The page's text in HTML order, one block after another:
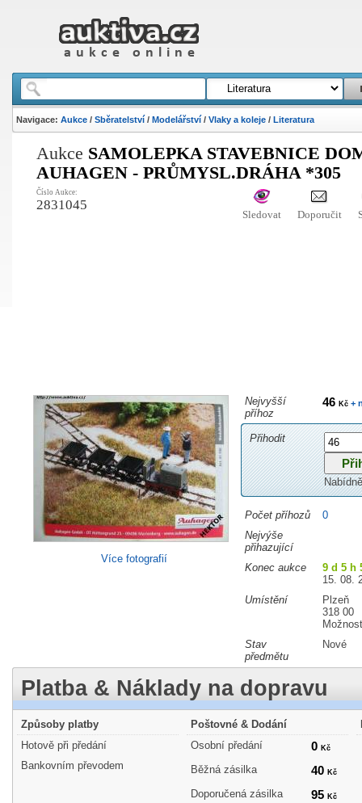
Navigace: Aukce/ Sběratelství/ Modelářství/ Vlaky a koleje/ Literatura
Aukce SAMOLEPKA STAVEBNICE
AUHAGEN - PRŮMYSL.DRÁHA *305
Číslo Aukce:
2831045
Sledovat Doporučit
Více fotografií
Nejvyšší
příhoz
46 Kč+
Přihodit
Počet příhozů
0
Nejvýše
přihazující
Konec aukce
9 d 5 h
15. 08.
Umístění
Plzeň
318 00
Stav
předmětu
Nové
Platba & Náklady na dopravu
Způsoby platby
Hotově při předání
Bankovním převodem
Poštovné & Dodání
Osobní předání
0 Kč
Běžná zásilka 40 Kč
Doporučená zásilka 95 Kč